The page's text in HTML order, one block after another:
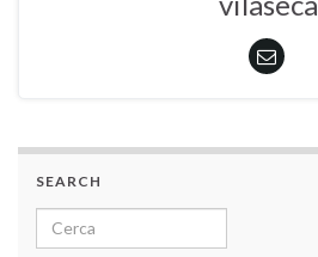
SEARCH
Search for: